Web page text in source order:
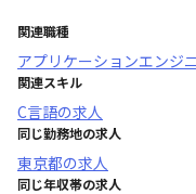
関連職種
アプリケーションエンジ
関連スキル
C言語の求人
同じ勤務地の求人
東京都の求人
同じ年収帯の求人